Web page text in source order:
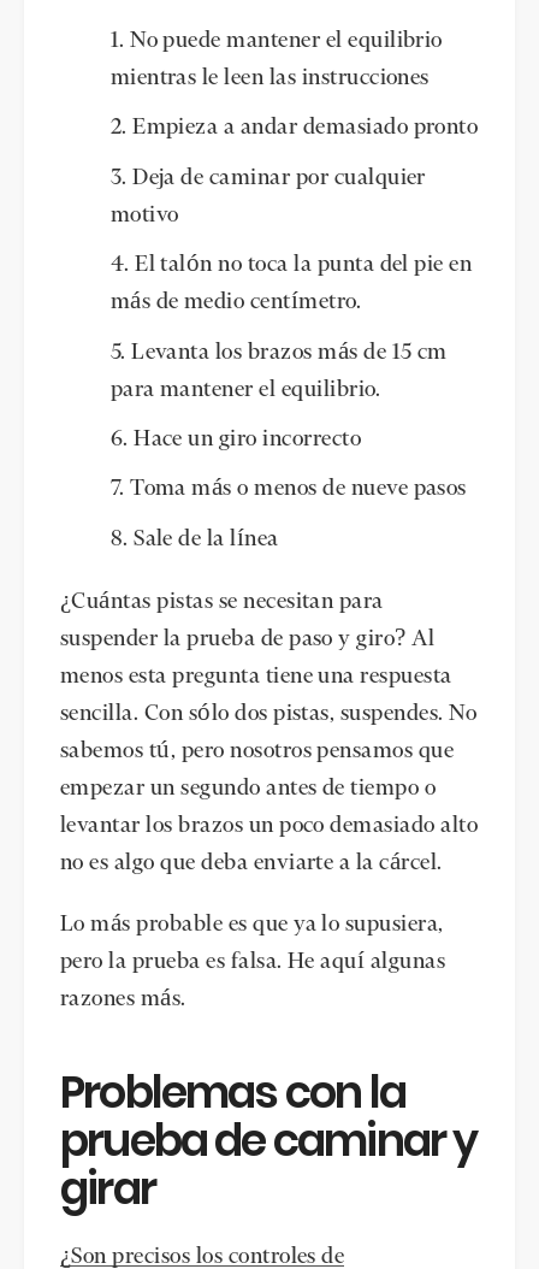
No puede mantener el equilibrio
mientras le leen las instrucciones
Empieza a andar demasiado pronto
Deja de caminar por cualquier
motivo
El talón no toca la punta del pie en
más de medio centímetro.
Levanta los brazos más de 15 cm
para mantener el equilibrio.
Hace un giro incorrecto
Toma más o menos de nueve pasos
Sale de la línea
¿Cuántas pistas se necesitan para
suspender la prueba de paso y giro? Al
menos esta pregunta tiene una respuesta
sencilla. Con sólo dos pistas, suspendes. No
sabemos tú, pero nosotros pensamos que
empezar un segundo antes de tiempo o
levantar los brazos un poco demasiado alto
no es algo que deba enviarte a la cárcel.
Lo más probable es que ya lo supusiera,
pero la prueba es falsa. He aquí algunas
razones más.
Problemas con la
prueba de caminar y
girar
¿Son precisos los controles de